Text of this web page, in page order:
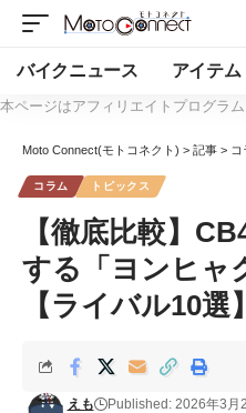
バイクニュース アイテム
本ページはアフィリエイトプログラム
Moto Connect(モトコネクト) > 記事 > コ
コラム トピックス
【徹底比較】
する「ヨンヒャ
【ライバル10選】
えも Published: 2026年3月